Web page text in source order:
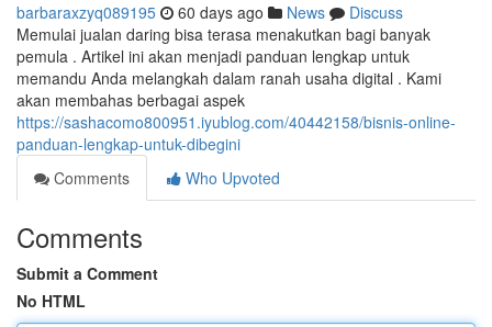
barbaraxzyq089195 60 days ago News
Discuss
Memulai jualan daring bisa terasa menakutkan bagi banyak
pemula . Artikel ini akan menjadi panduan lengkap untuk
memandu Anda melangkah dalam ranah usaha digital . Kami
akan membahas berbagai aspek
https://sashacomo800951.iyublog.com/40442158/bisnis-online-
panduan-lengkap-untuk-dibegini
Comments
Who Upvoted
Comments
Submit a Comment
No HTML